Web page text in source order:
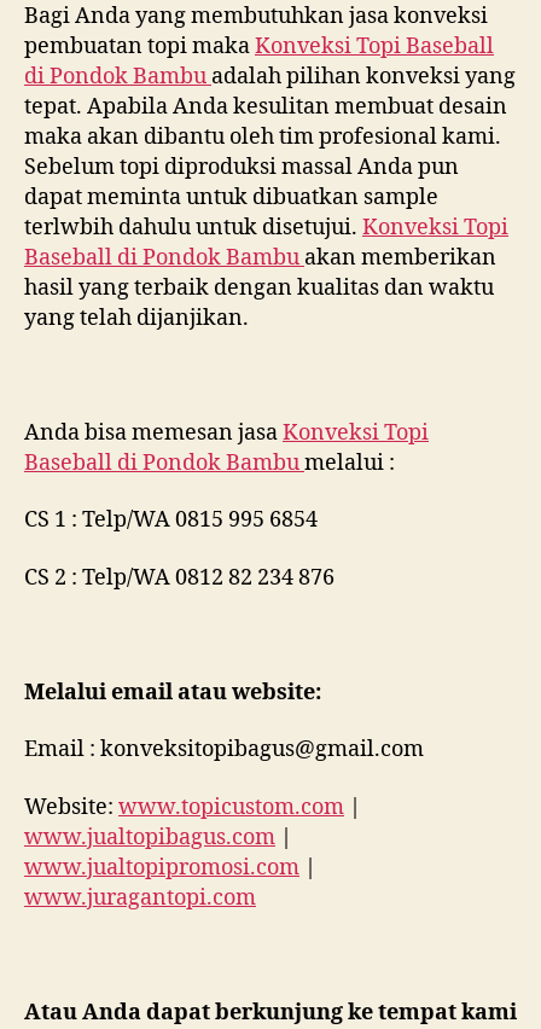
Bagi Anda yang membutuhkan jasa konveksi
pembuatan topi makaKonveksi Topi Baseball
diPondok Bambu adalah pilihan konveksi yang
tepat. Apabila Anda kesulitan membuat desain
maka akan dibantu oleh tim profesional kami.
Sebelum topi diproduksi massal Anda pun
dapat meminta untuk dibuatkan sample
terlwbih dahulu untuk disetujui. Konveksi Topi
Baseball diPondok Bambu akan memberikan
hasil yang terbaik dengan kualitas dan waktu
yang telah dijanjikan.
Anda bisa memesan jasaKonveksi Topi
Baseball diPondok Bambumelalui :
CS 1 : Telp/WA 0815 995 6854
CS 2 : Telp/WA 0812 82 234 876
Melalui email atau website:
Email : konveksitopibagus@gmail.com
Website: www.topicustom.com |
www.jualtopibagus.com |
www.jualtopipromosi.com |
www.juragantopi.com
Atau Anda dapat berkunjung ke tempat kami